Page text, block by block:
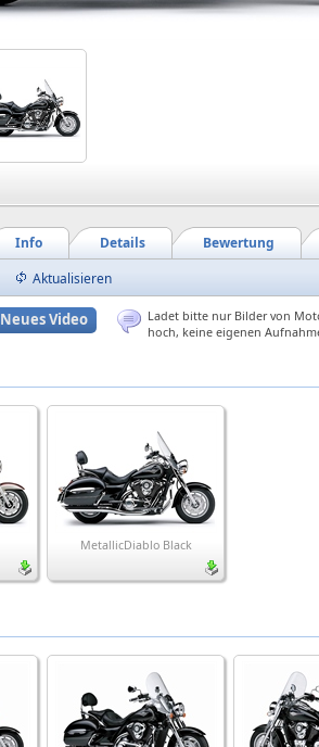
Bewertung
Details
Info
Aktualisieren
Neues Video
Ladet bitte nur Bilder von
hoch, keine eigenen
MetallicDiablo Black